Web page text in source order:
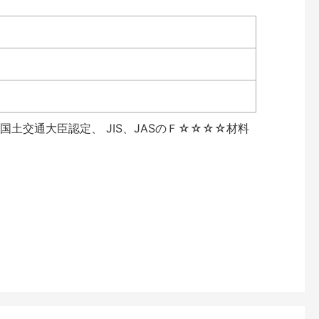
国土交通大臣認定、 JIS、JASのＦ☆☆☆☆材料